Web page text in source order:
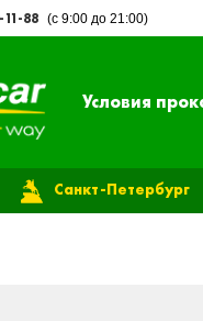
11-88 (с 9:00 до 21:00)
Условия
Санкт-Петербург